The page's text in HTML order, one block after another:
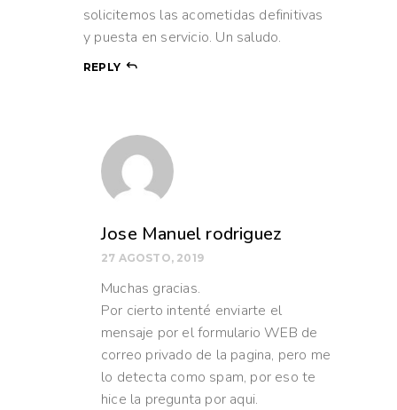
solicitemos las acometidas definitivas
y puesta en servicio. Un saludo.
REPLY
Jose Manuel rodriguez
27 AGOSTO, 2019
Muchas gracias.
Por cierto intenté enviarte el
mensaje por el formulario WEB de
correo privado de la pagina, pero me
lo detecta como spam, por eso te
hice la pregunta por aqui.